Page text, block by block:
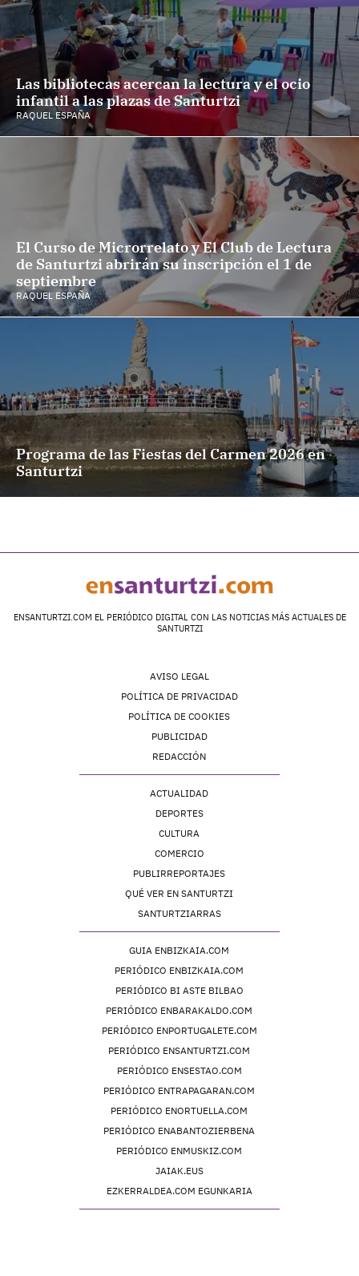
Las bibliotecas acercan la lectura y el ocio
infantil a las plazas de Santurtzi
RAQUEL ESPAÑA
El Curso de Microrrelato y El Club de Lectura
de Santurtzi abrirán su inscripción el 1 de
septiembre
RAQUEL ESPAÑA
Programa de las Fiestas del Carmen 2026 en
Santurtzi
ENSANTURTZI.COM EL PERIÓDICO DIGITAL CON LAS NOTICIAS MÁS ACTUALES DE
SANTURTZI
AVISO LEGAL
POLÍTICA DE PRIVACIDAD
POLÍTICA DE COOKIES
PUBLICIDAD
REDACCIÓN
ACTUALIDAD
DEPORTES
CULTURA
COMERCIO
PUBLIRREPORTAJES
QUÉ VER EN SANTURTZI
SANTURTZIARRAS
GUIA ENBIZKAIA.COM
PERIÓDICO ENBIZKAIA.COM
PERIÓDICO BI ASTE BILBAO
PERIÓDICO ENBARAKALDO.COM
PERIÓDICO ENPORTUGALETE.COM
PERIÓDICO ENSANTURTZI.COM
PERIÓDICO ENSESTAO.COM
PERIÓDICO ENTRAPAGARAN.COM
PERIÓDICO ENORTUELLA.COM
PERIÓDICO ENABANTOZIERBENA
PERIÓDICO ENMUSKIZ.COM
JAIAK.EUS
EZKERRALDEA.COM EGUNKARIA